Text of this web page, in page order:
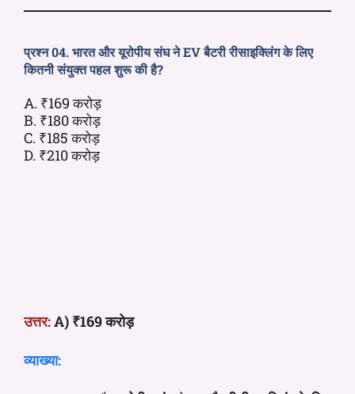
प्रश्न 04. भारत और यूरोपीय संघ ने EV बैटरी रीसाइक्लिंग के लिए
कितनी संयुक्त पहल शुरू की है?
A. ₹169 करोड़
B. ₹180 करोड़
C. ₹185 करोड़
D. ₹210 करोड़
उत्तर:A) ₹169 करोड़
व्याख्या: